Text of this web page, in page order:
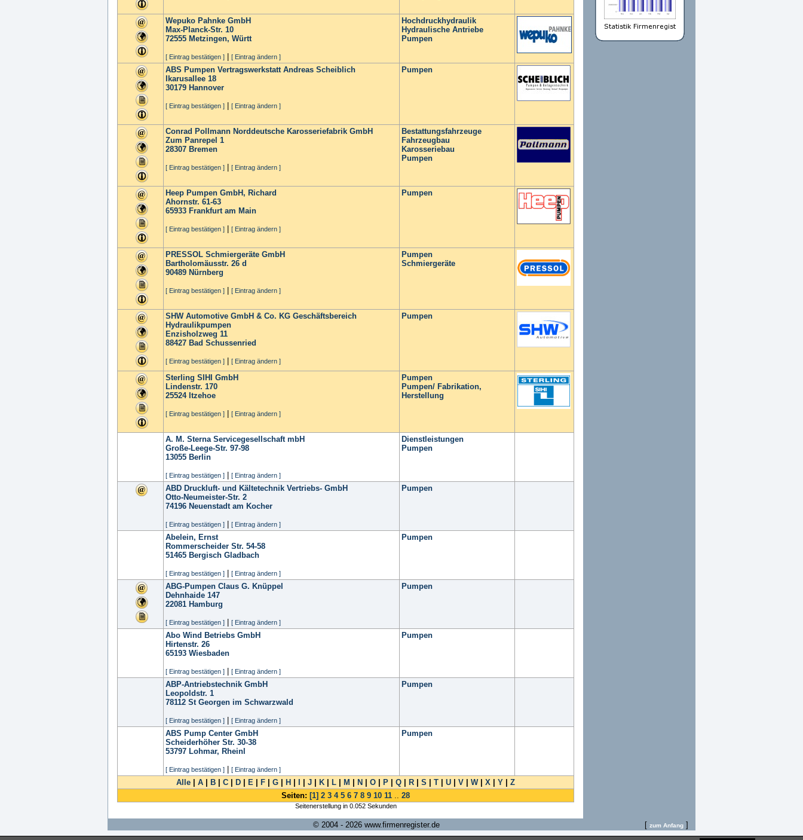
Wepuko Pahnke GmbH
Max-Planck-Str. 10
72555 Metzingen, Württ
[ Eintrag bestätigen ] [ Eintrag ändern ]
Hochdruckhydraulik
Hydraulische Antriebe
Pumpen
ABS Pumpen Vertragswerkstatt Andreas Scheiblich
Ikarusallee 18
30179 Hannover
[ Eintrag bestätigen ] [ Eintrag ändern ]
Pumpen
Conrad Pollmann Norddeutsche Karosseriefabrik GmbH
Zum Panrepel 1
28307 Bremen
[ Eintrag bestätigen ] [ Eintrag ändern ]
Bestattungsfahrzeuge
Fahrzeugbau
Karosseriebau
Pumpen
Heep Pumpen GmbH, Richard
Ahornstr. 61-63
65933 Frankfurt am Main
[ Eintrag bestätigen ] [ Eintrag ändern ]
Pumpen
PRESSOL Schmiergeräte GmbH
Bartholomäusstr. 26 d
90489 Nürnberg
[ Eintrag bestätigen ] [ Eintrag ändern ]
Pumpen
Schmiergeräte
SHW Automotive GmbH & Co. KG Geschäftsbereich
Hydraulikpumpen
Enzisholzweg 11
88427 Bad Schussenried
[ Eintrag bestätigen ] [ Eintrag ändern ]
Pumpen
Sterling SIHI GmbH
Lindenstr. 170
25524 Itzehoe
[ Eintrag bestätigen ] [ Eintrag ändern ]
Pumpen
Pumpen/ Fabrikation,
Herstellung
A. M. Sterna Servicegesellschaft mbH
Große-Leege-Str. 97-98
13055 Berlin
[ Eintrag bestätigen ] [ Eintrag ändern ]
Dienstleistungen
Pumpen
ABD Druckluft- und Kältetechnik Vertriebs- GmbH
Otto-Neumeister-Str. 2
74196 Neuenstadt am Kocher
[ Eintrag bestätigen ] [ Eintrag ändern ]
Pumpen
Abelein, Ernst
Rommerscheider Str. 54-58
51465 Bergisch Gladbach
[ Eintrag bestätigen ] [ Eintrag ändern ]
Pumpen
ABG-Pumpen Claus G. Knüppel
Dehnhaide 147
22081 Hamburg
[ Eintrag bestätigen ] [ Eintrag ändern ]
Pumpen
Abo Wind Betriebs GmbH
Hirtenstr. 26
65193 Wiesbaden
[ Eintrag bestätigen ] [ Eintrag ändern ]
Pumpen
ABP-Antriebstechnik GmbH
Leopoldstr. 1
78112 St Georgen im Schwarzwald
[ Eintrag bestätigen ] [ Eintrag ändern ]
Pumpen
ABS Pump Center GmbH
Scheiderhöher Str. 30-38
53797 Lohmar, Rheinl
[ Eintrag bestätigen ] [ Eintrag ändern ]
Pumpen
Alle A B C D E F G H J K L M N O P Q R S T U V W| X Y
Z
Seiten: [1] 2 3 4 5 6 7 8 9 10 11 .. 28
Seitenerstellung in 0.052 Sekunden
[ zum Anfang ]
© 2004 - 2026 www.firmenregister.de